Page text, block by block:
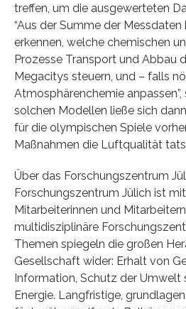
treffen, um die ausgewerteten
“Aus der Summe der Messdaten
erkennen, welche chemischen
Prozesse Transport und Abbau
Megacitys steuern, und – falls
Atmosphärenchemie anpassen”,
solchen Modellen ließe sich
für die olympischen Spiele
Maßnahmen die Luftqualität
Über das Forschungszentrum
Forschungszentrum Jülich ist
Mitarbeiterinnen und
multidisziplinäre
Themen spiegeln die großen
Gesellschaft wider: Erhalt von
Information, Schutz der Umwelt
Energie. Langfristige,